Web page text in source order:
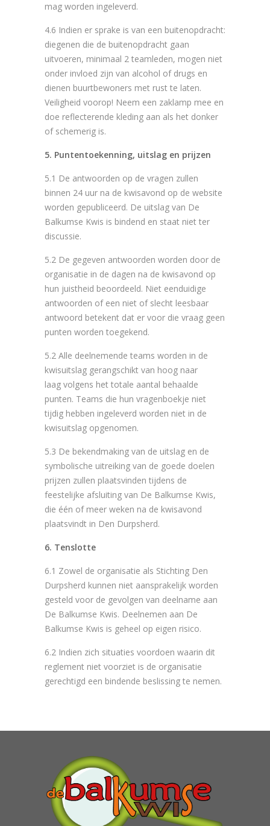
mag worden ingeleverd.
4.6 Indien er sprake is van een buitenopdracht:
diegenen die de buitenopdracht gaan
uitvoeren, minimaal 2 teamleden, mogen niet
onder invloed zijn van alcohol of drugs en
dienen buurtbewoners met rust te laten.
Veiligheid voorop! Neem een zaklamp mee en
doe reflecterende kleding aan als het donker
of schemerig is.
5. Puntentoekenning, uitslag en prijzen
5.1 De antwoorden op de vragen zullen
binnen 24 uur na de kwisavond op de website
worden gepubliceerd. De uitslag van De
Balkumse Kwis is bindend en staat niet ter
discussie.
5.2 De gegeven antwoorden worden door de
organisatie in de dagen na de kwisavond op
hun juistheid beoordeeld. Niet eenduidige
antwoorden of een niet of slecht leesbaar
antwoord betekent dat er voor die vraag geen
punten worden toegekend.
5.2 Alle deelnemende teams worden in de
kwisuitslag gerangschikt van hoog naar
laag volgens het totale aantal behaalde
punten. Teams die hun vragenboekje niet
tijdig hebben ingeleverd worden niet in de
kwisuitslag opgenomen.
5.3 De bekendmaking van de uitslag en de
symbolische uitreiking van de goede doelen
prijzen zullen plaatsvinden tijdens de
feestelijke afsluiting van De Balkumse Kwis,
die één of meer weken na de kwisavond
plaatsvindt in Den Durpsherd.
6. Tenslotte
6.1 Zowel de organisatie als Stichting Den
Durpsherd kunnen niet aansprakelijk worden
gesteld voor de gevolgen van deelname aan
De Balkumse Kwis. Deelnemen aan De
Balkumse Kwis is geheel op eigen risico.
6.2 Indien zich situaties voordoen waarin dit
reglement niet voorziet is de organisatie
gerechtigd een bindende beslissing te nemen.